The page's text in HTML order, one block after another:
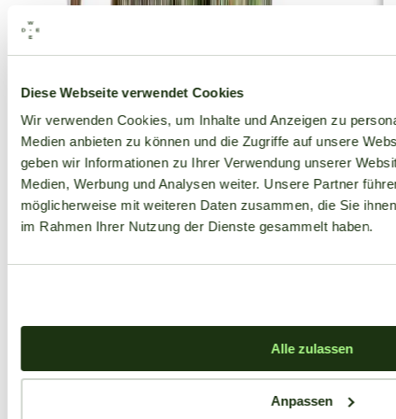
Diese Webseite verwendet Cookies
Wir verwenden Cookies, um Inhalte und Anzeigen zu
Medien anbieten zu können und die Zugriffe auf unsere
geben wir Informationen zu Ihrer Verwendung unserer
Medien, Werbung und Analysen weiter. Unsere Partner
möglicherweise mit weiteren Daten zusammen, die Sie
im Rahmen Ihrer Nutzung der Dienste gesammelt haben.
Alle zulassen
Anpassen